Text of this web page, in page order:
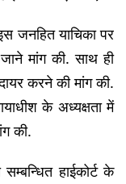
जनहित याचिका पर
मांग की. साथ ही
करने की मांग की.
के अध्यक्षता में
की.
हाईकोर्ट के